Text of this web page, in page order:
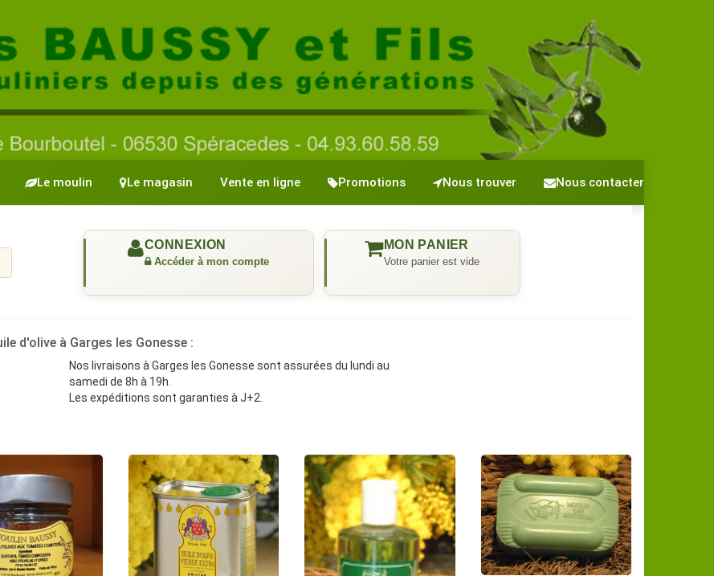
Le moulin Le magasin Vente en ligne Promotions Nous trouver Nous contacter
d'olive à Garges les Gonesse :
Nos livraisons à Garges les Gonesse sont assurées du lundi au
samedi de 8h à 19h.
Les expéditions sont garanties à J+2.